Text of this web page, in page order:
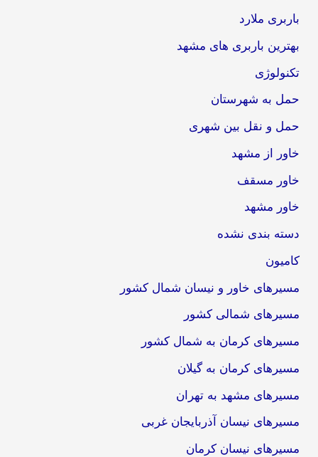
باربری ملارد
بهترین باربری های مشهد
تکنولوژی
حمل به شهرستان
حمل و نقل بین شهری
خاور از مشهد
خاور مسقف
خاور مشهد
دسته بندی نشده
کامیون
مسیرهای خاور و نیسان شمال کشور
مسیرهای شمالی کشور
مسیرهای کرمان به شمال کشور
مسیرهای کرمان به گیلان
مسیرهای مشهد به تهران
مسیرهای نیسان آذربایجان غربی
مسیرهای نیسان کرمان